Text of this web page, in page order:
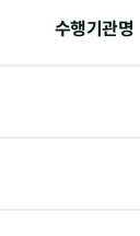
수행기관명